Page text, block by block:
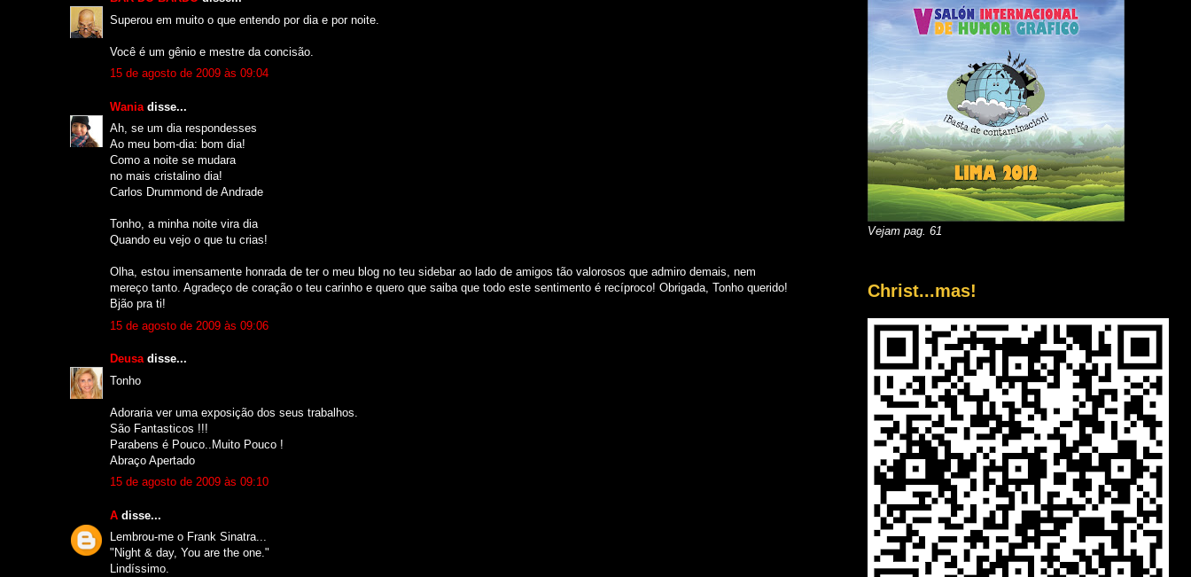
Superou em muito o que entendo por dia e por noite.
Você é um gênio e mestre da concisão.
15 de agosto de 2009 às 09:04
Wania disse...
Ah, se um dia respondesses
Ao meu bom-dia: bom dia!
Como a noite se mudara
no mais cristalino dia!
Carlos Drummond de Andrade
Tonho, a minha noite vira dia
Quando eu vejo o que tu crias!
Olha, estou imensamente honrada de ter o meu blog no teu sidebar ao lado de amigos tão valorosos que admiro demais, nem
mereço tanto. Agradeço de coração o teu carinho e quero que saiba que todo este sentimento é recíproco! Obrigada, Tonho querido!
Bjão pra ti!
15 de agosto de 2009 às 09:06
Deusadisse...
Tonho
Adoraria ver uma exposição dos seus trabalhos.
São Fantasticos !!!
Parabens é Pouco..Muito Pouco !
Abraço Apertado
15 de agosto de 2009 às 09:10
A disse...
Lembrou-me o Frank Sinatra...
"Night & day, You are the one."
Lindíssimo.
Vejam pag. 61
Christ...mas!